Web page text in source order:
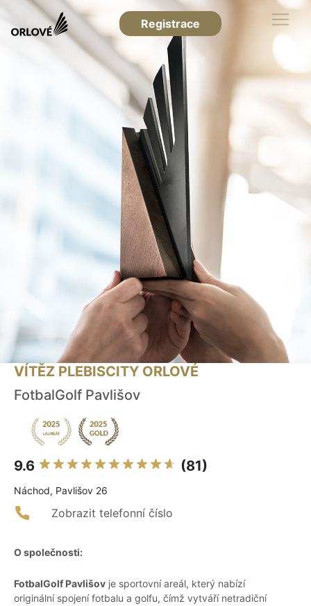
Registrace
VÍTĚZ PLEBISCITY ORLOVÉ
FotbalGolf Pavlišov
9.6 (81)
Náchod, Pavlišov 26
Zobrazit telefonní číslo
O společnosti:
FotbalGolf Pavlišov je sportovní areál, který nabízí
originální spojení fotbalu a golfu, čímž vytváří netradiční